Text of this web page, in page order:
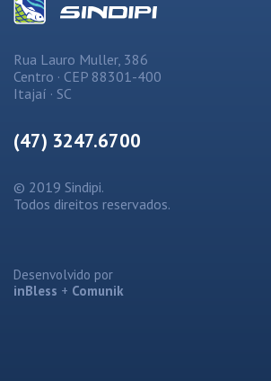
Rua Lauro Muller, 386
Centro · CEP 88301-400
Itajaí · SC
(47) 3247.6700
© 2019 Sindipi.
Todos direitos reservados.
Desenvolvido por
inBless + Comunik